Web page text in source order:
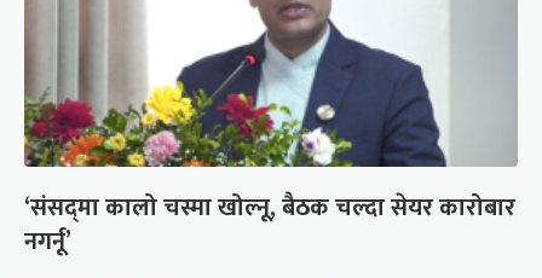
‘संसद्‍मा कालो चस्मा खोल्नू, बैठक चल्दा सेयर कारोबार
नगर्नू’